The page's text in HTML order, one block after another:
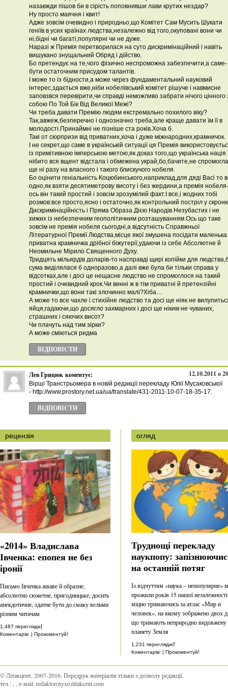
назавжди пішов би в сірість поповнивши лави крутих нездар?
Ну просто маячня і квит!
Адже зовсім очевидно і природньо,що Комітет Сам Мусить Шукати
геніїв в усих країнах людства,незалежно від того,окуповані вони чи
ні,бідні чи багаті,популярні чи не дуже.
Наразі ж Премія перетворилася на суто дискримінаційний і навіть
вишукано знущальний Обряд і дійство.
Бо претендує на те,чого фізично неспроможна забезпечити,а саме-
бути остаточним присудом талантів.
І може то із бідности,а може через фундаментальний науковий
інтерес,здається вже,ніби нобелівський комітет рішуче і навмисне
заповзвся перевірити,чи справді неможливо забрати нічого цінного
собою По Той Бік Від Великої Межі?
Чи треба давати Премію людям екстремально похилого віку?
Так,авжеж,безперечно і однозначно треба,але краще давати їм її в
молодості.Принаймні не пізніше ста років.Хоча б.
Такі от сюрпризи від приватних,хоча і дуже міжнародних,крамничок.
І не секрет,що саме в українській ситуації ця Премія
із примітивною імперською метою,як доказ того,що українська нація
нібито вся вщент відстала і обмежена украй,бо,бачите,не
ще ні разу на власного і такого блискучого нобеля.
Бо оцінити геніальність Коцюбинського,наприклад,для дяді Васі то
одно,як взяти десятиметрову висоту і без жердини,а премія
ось він такий простий і зовсім зрозумілий факт.І все,і жодних тобі
розмов:все просто,ясно і остаточно,як контрольний постріл у
Дискримінаційність і Пряма Образа Дією Народів Незубастих і не
хижих із небезпечним геополітичним розташуванням.Ось що таке
зовсім не премія нобеля сьогодні,а відсутність Справжньої
Літературної Премії Людства,місце якої змушена посідати маленька
приватна крамничка дрібної біжутерії,удаючи із себе Абсолютне й
Неомильне Мірило Священного Духу.
Тридцять мільярдів доларів-то насправді щирі копійки для
сума виділялася б одноразово,а далі вже була би тільки справа у
відсотках,але і досі це нещасне людство не спромоглося на такий
простий і очевидний крок.Чи винні ж в тім приватні й претензійні
крамнички,що вони такі злочинно малі?Хіба…
А може то все чахле і стихійне людство та досі ще ніяк не
яйця,гадаючи,що досягло захмарних і досі ще ніким не чуваних,
страшних і сяючих висот?
Чи плачуть над тим зірки?
А може сміються ридма
ВІДПОВІCТИ
Лев Грицюк коментує: 12.10.2011 о
Вірші Транстрьомера в новій редакції перекладу Юлії Мусаковської
- http://www.prostory.net.ua/ua/translate/431-2011-10-07-18-35-17.
ВІДПОВІCТИ
рецензія
«2014» Владислава
Івченка: епопея не без
іронії
Письмо Івченка жваве й образне,
абсолютно сюжетне, пригодницьке, досить
анекдотичне, здатне бути до смаку вельми
різним читачам
1,487 перегляди|
Коментарів: | Прокоментуй!
огляд
Труднощі перекладу
наукпопу:
на останній потяг
Із відчуттям «наука – непопулярне»
прожили років 15 нашої
міцно тримаючись за атлас «Мир и
человек», на якому зображено двох
що тримають неприродно видовжену
планету Земля
1,231 перегляди//
Коментарів: | Прокоментуй!
© Літакцент, 2007-2016. Передрук матеріалів тільки з дозволу редакції.
тел.:
, е-маіl:redaktor(вухо)litakcent.com